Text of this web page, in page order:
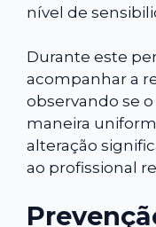
nível de
Durante este
acompanhar a
observando se
maneira
alteração
ao profissional